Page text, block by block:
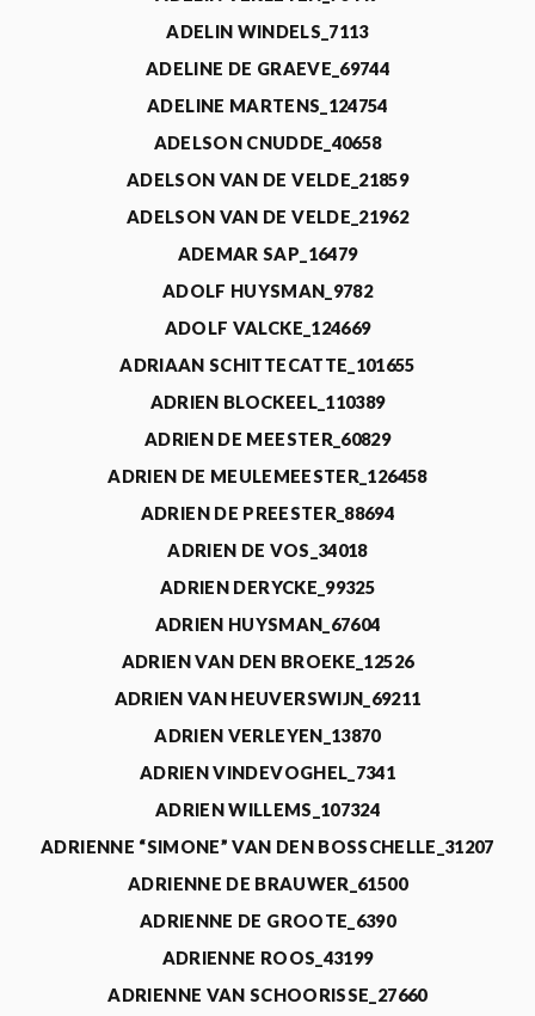
ADELIN WINDELS_7113
ADELINE DE GRAEVE_69744
ADELINE MARTENS_124754
ADELSON CNUDDE_40658
ADELSON VAN DE VELDE_21859
ADELSON VAN DE VELDE_21962
ADEMAR SAP_16479
ADOLF HUYSMAN_9782
ADOLF VALCKE_124669
ADRIAAN SCHITTECATTE_101655
ADRIEN BLOCKEEL_110389
ADRIEN DE MEESTER_60829
ADRIEN DE MEULEMEESTER_126458
ADRIEN DE PREESTER_88694
ADRIEN DE VOS_34018
ADRIEN DERYCKE_99325
ADRIEN HUYSMAN_67604
ADRIEN VAN DEN BROEKE_12526
ADRIEN VAN HEUVERSWIJN_69211
ADRIEN VERLEYEN_13870
ADRIEN VINDEVOGHEL_7341
ADRIEN WILLEMS_107324
ADRIENNE “SIMONE” VAN DEN BOSSCHELLE_31207
ADRIENNE DE BRAUWER_61500
ADRIENNE DE GROOTE_6390
ADRIENNE ROOS_43199
ADRIENNE VAN SCHOORISSE_27660